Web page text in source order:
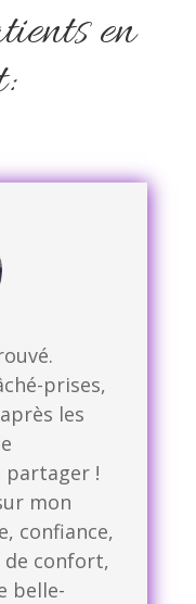
en
prises,
les
partager !
mon
confiance,
de confort,
belle-